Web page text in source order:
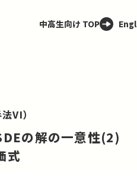
中高生向け TOP
VI）
の解の一意性(2)
式